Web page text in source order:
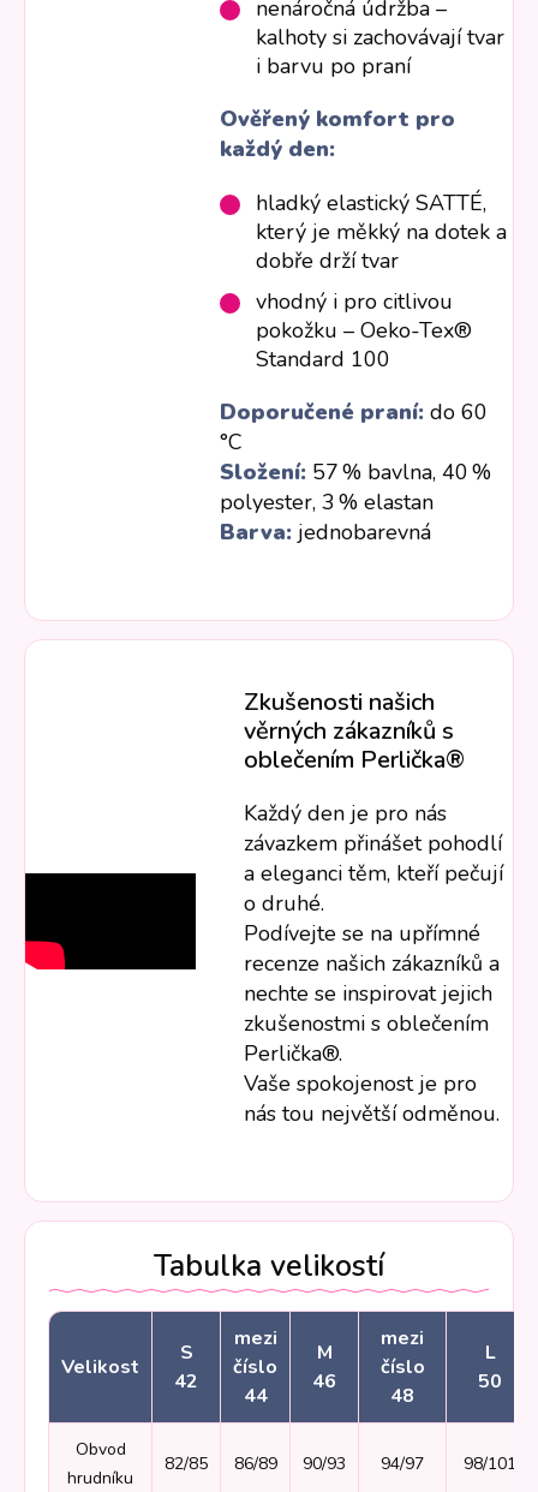
nenáročná údržba –
kalhoty si zachovávají tvar
i barvu po praní
Ověřený komfort pro
každý den:
hladký elastický SATTÉ,
který je měkký na dotek a
dobře drží tvar
vhodný i pro citlivou
pokožku – Oeko-Tex®
Standard 100
Doporučené praní: do 60
°C
Složení: 57 % bavlna, 40 %
polyester, 3 % elastan
Barva: jednobarevná
Zkušenosti našich
věrných zákazníků s
oblečením Perlička®
Každý den je pro nás
závazkem přinášet pohodlí
a eleganci těm, kteří pečují
o druhé.
Podívejte se na upřímné
recenze našich zákazníků a
nechte se inspirovat jejich
zkušenostmi s oblečením
Perlička®.
Vaše spokojenost je pro
nás tou největší odměnou.
Tabulka velikostí
Velikost
S
42
mezi
číslo
44
M
46
mezi
číslo
48
L
50
Obvod
hrudníku
82/85 86/89 90/93 94/97 98/101